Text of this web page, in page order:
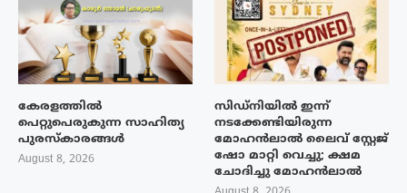
കേരളത്തിൽ
പെറ്റുപെരുകുന്ന സാഹിത്യ
പുരസ്‌കാരങ്ങൾ
August 8, 2026
സിഡ്നിയിൽ ഇന്ന്
നടക്കേണ്ടിയിരുന്ന
മോഹൻലാൽ ലൈവ് സ്റ്റേജ്
ഷോ മാറ്റി വെച്ചു; ക്ഷമ
ചോദിച്ചു മോഹൻലാൽ